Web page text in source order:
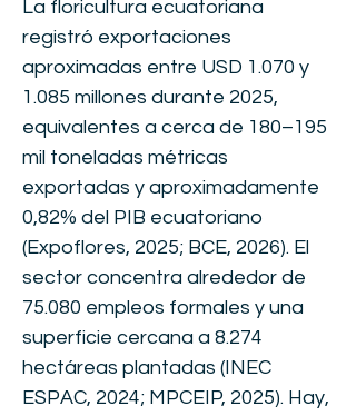
La floricultura ecuatoriana
registró exportaciones
aproximadas entre USD 1.070 y
1.085 millones durante 2025,
equivalentes a cerca de 180–195
mil toneladas métricas
exportadas y aproximadamente
0,82% del PIB ecuatoriano
(Expoflores, 2025; BCE, 2026). El
sector concentra alrededor de
75.080 empleos formales y una
superficie cercana a 8.274
hectáreas plantadas (INEC
ESPAC, 2024; MPCEIP, 2025). Hay,